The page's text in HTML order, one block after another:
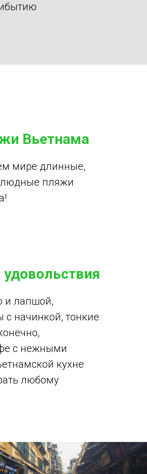
Вьетнама
мире длинные,
пляжи
и лапшой,
с начинкой, тонкие
с нежными
кухне
любому